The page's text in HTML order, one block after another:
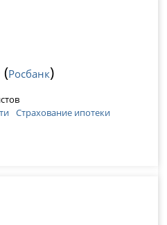
(Росбанк)
Страхование ипотеки